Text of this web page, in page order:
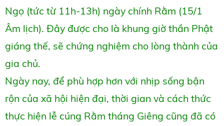
Ngọ (tức từ 11h-13h) ngày chính Rằm (15/1
Âm lịch). Đây được cho là khung giờ thần Phật
giáng thế, sẽ chứng nghiệm cho lòng thành của
gia chủ.
Ngày nay, để phù hợp hơn với nhịp sống bận
rộn của xã hội hiện đại, thời gian và cách thức
thực hiện lễ cúng Rằm tháng Giêng cũng đã có